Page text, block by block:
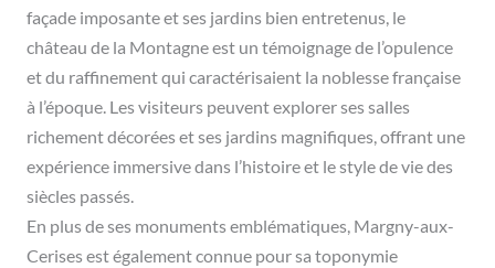
façade imposante et ses jardins bien entretenus, le
château de la Montagne est un témoignage de l’opulence
et du raffinement qui caractérisaient la noblesse française
à l’époque. Les visiteurs peuvent explorer ses salles
richement décorées et ses jardins magnifiques, offrant une
expérience immersive dans l’histoire et le style de vie des
siècles passés.
En plus de ses monuments emblématiques, Margny-aux-
Cerises est également connue pour sa toponymie